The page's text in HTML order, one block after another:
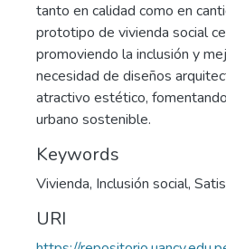
tanto en calidad como en
prototipo de vivienda social
promoviendo la inclusión y
necesidad de diseños
atractivo estético,
urbano sostenible.
Keywords
Vivienda, Inclusión social,
URI